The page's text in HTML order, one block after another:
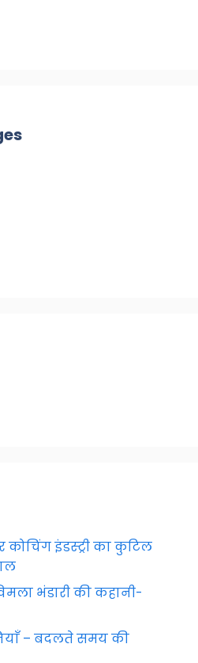
कोचिंग इंडस्ट्री का कुटिल
भंडारी की कहानी-
– बदलते समय की